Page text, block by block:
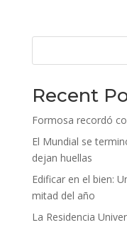
Recent
Formosa recordó
El Mundial se
dejan huellas
Edificar en el bien:
mitad del año
La Residencia